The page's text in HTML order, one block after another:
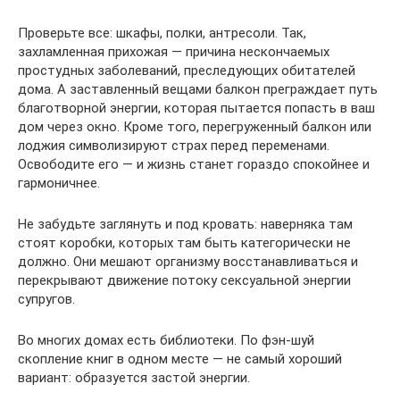
Проверьте все: шкафы, полки, антресоли. Так,
захламленная прихожая — причина нескончаемых
простудных заболеваний, преследующих обитателей
дома. А заставленный вещами балкон преграждает путь
благотворной энергии, которая пытается попасть в ваш
дом через окно. Кроме того, перегруженный балкон или
лоджия символизируют страх перед переменами.
Освободите его — и жизнь станет гораздо спокойнее и
гармоничнее.
Не забудьте заглянуть и под кровать: наверняка там
стоят коробки, которых там быть категорически не
должно. Они мешают организму восстанавливаться и
перекрывают движение потоку сексуальной энергии
супругов.
Во многих домах есть библиотеки. По фэн-шуй
скопление книг в одном месте — не самый хороший
вариант: образуется застой энергии.